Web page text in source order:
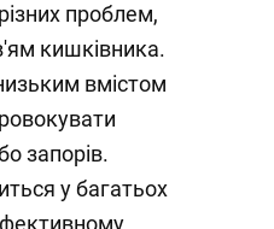
проблем,
кишківника.
вмістом
запорів.
у багатьох